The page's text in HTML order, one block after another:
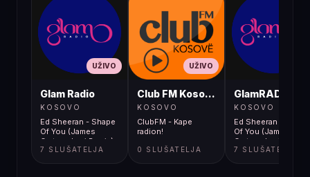
UŽIVO
Glam Radio
KOSOVO
Ed Sheeran - Shape
Of You (James
Carter x Levi Remix)
7 SLUŠATELJA
UŽIVO
Club FM Kosovë
KOSOVO
ClubFM - Kape
radion!
0 SLUŠATELJA
GlamRADIO
KOSOVO
Ed Sheeran - Shape
Of You (James
Carter x Levi Remix)
7 SLUŠATELJA